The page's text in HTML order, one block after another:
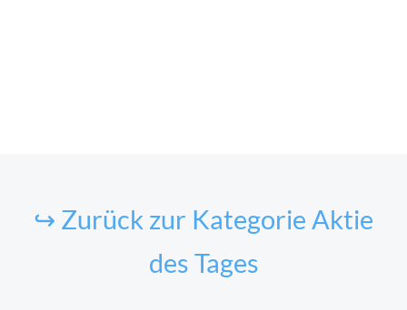
↪ Zurück zur Kategorie Aktie
des Tages